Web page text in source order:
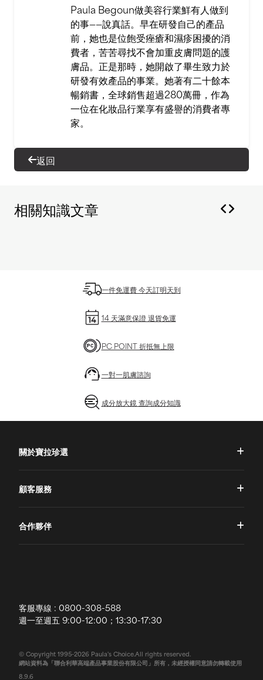
Paula Begoun做美容行業鮮有人做到
的事——說真話。早在研發自己的產品
前，她也是位飽受痤瘡和濕疹困擾的消
費者，苦苦尋找不會加重皮膚問題的護
膚品。正是那時，她開啟了畢生致力於
研發有效產品的事業。她著有二十餘本
暢銷書，全球銷售超過280萬冊，作為
一位在化妝品行業享有盛譽的消費者專
家。
返回
相關知識文章
一件免運費 今天訂明天到
14 天滿意保證 退貨免運
PC POINT 折抵無上限
一對一肌膚諮詢
成分放大鏡 查詢成分知識
關於寶拉珍選
專業國際團隊
顧客服務
退換貨政策
聯絡我們
合作夥伴
客服專線 : 0800-308-588
週一至週五 9:00-12:00；13:30-17:30
© Copyright 1995-2026 Paula's Choice.All rights reserved.
網站資料為「聯合利華高端產品事業股份有限公司」所有，未經授權同意請勿轉載使用
8.9.6